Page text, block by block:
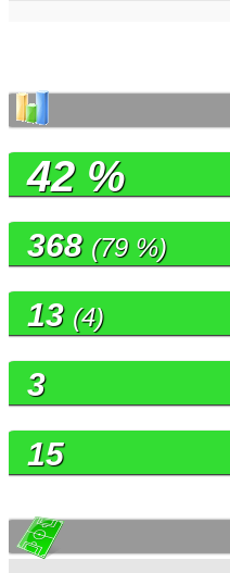
42 %
368 (79 %)
13 (4)
3
15